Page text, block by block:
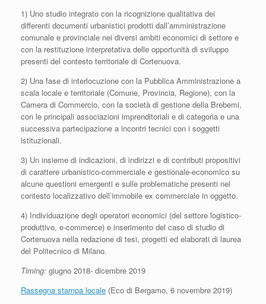
1) Uno studio integrato con la ricognizione qualitativa dei
differenti documenti urbanistici prodotti dall’amministrazione
comunale e provinciale nei diversi ambiti economici di settore e
con la restituzione interpretativa delle opportunità di sviluppo
presenti del contesto territoriale di Cortenuova.
2) Una fase di interlocuzione con la Pubblica Amministrazione a
scala locale e territoriale (Comune, Provincia, Regione), con la
Camera di Commercio, con la società di gestione della Brebemi,
con le principali associazioni imprenditoriali e di categoria e una
successiva partecipazione a incontri tecnici con i soggetti
istituzionali.
3) Un insieme di indicazioni, di indirizzi e di contributi propositivi
di carattere urbanistico-commerciale e gestionale-economico su
alcune questioni emergenti e sulle problematiche presenti nel
contesto localizzativo dell’immobile ex commerciale in oggetto.
4) Individuazione degli operatori economici (del settore logistico-
produttivo, e-commerce) e inserimento del caso di studio di
Cortenuova nella redazione di tesi, progetti ed elaborati di laurea
del Politecnico di Milano.
Timing: giugno 2018- dicembre 2019
Rassegna stampa locale (Eco di Bergamo, 6 novembre 2019)